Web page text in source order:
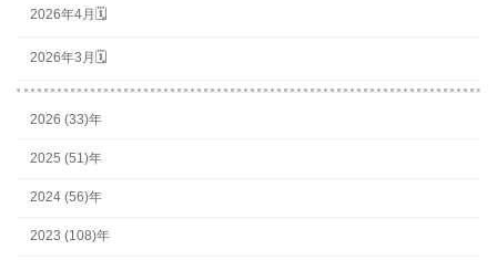
2026年4月🗓
2026年3月🗓
2026 (33)年
2025 (51)年
2024 (56)年
2023 (108)年